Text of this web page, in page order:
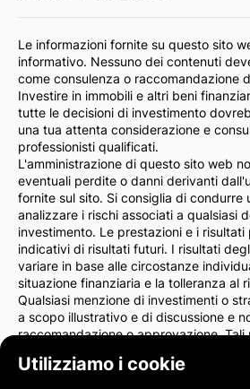
Utilizziamo i cookie
Le informazioni fornite su questo sito
informativo. Nessuno dei contenuti
come consulenza o raccomandazione
Investire in immobili e altri beni
tutte le decisioni di investimento
una tua attenta considerazione e
professionisti qualificati.
L'amministrazione di questo sito web
eventuali perdite o danni derivanti
fornite sul sito. Si consiglia di condurre
analizzare i rischi associati a qualsiasi
investimento. Le prestazioni e i risultati
indicativi di risultati futuri. I risultati
variare in base alle circostanze
situazione finanziaria e la tolleranza al
Qualsiasi menzione di investimenti o
a scopo illustrativo e di discussione e
raccomandazione o approvazione.
Consigliamo vivamente di consultare